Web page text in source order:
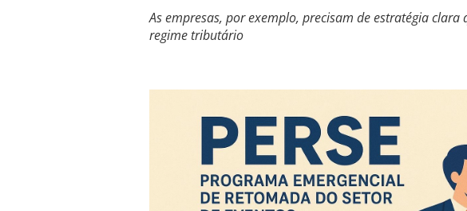
As empresas, por exemplo, precisam de estratégia clara
regime tributário